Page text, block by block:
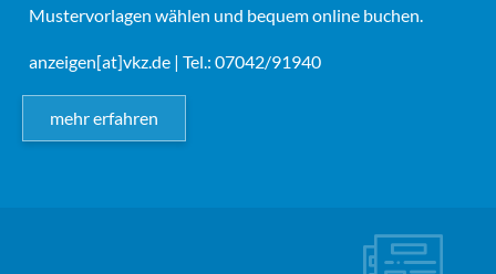
Mustervorlagen wählen und bequem online buchen.
anzeigen[at]vkz.de | Tel.: 07042/91940
mehr erfahren